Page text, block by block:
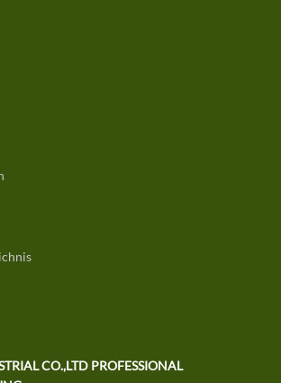
CO.,LTD PROFESSIONAL